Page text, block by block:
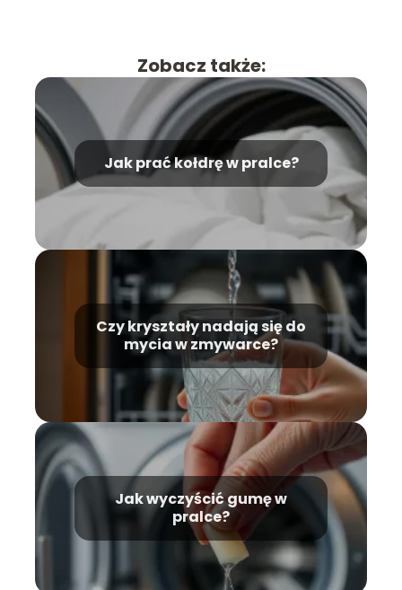
Zobacz także:
Jak prać kołdrę w pralce?
Czy kryształy nadają się do
mycia w zmywarce?
Jak wyczyścić gumę w
pralce?